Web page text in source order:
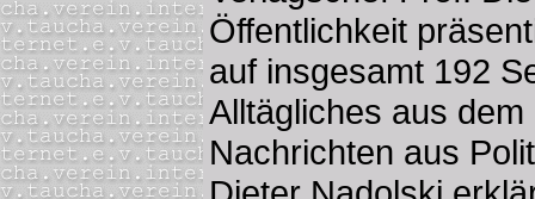
Öffentlichkeit
auf insgesamt 192
Alltägliches aus
Nachrichten aus